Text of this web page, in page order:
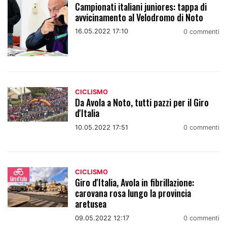
Campionati italiani juniores: tappa di
avvicinamento al Velodromo di Noto
16.05.2022 17:10 0 commenti
CICLISMO
Da Avola a Noto, tutti pazzi per il Giro
d'Italia
10.05.2022 17:51 0 commenti
CICLISMO
Giro d'Italia, Avola in fibrillazione:
carovana rosa lungo la provincia
aretusea
09.05.2022 12:17 0 commenti